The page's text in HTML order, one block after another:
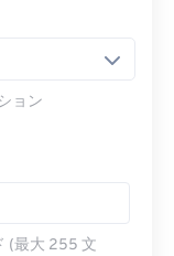
ョン
(最大 255 文